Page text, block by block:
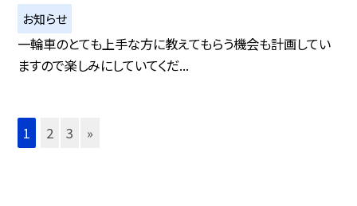
お知らせ
一輪車のとても上手な方に教えてもらう機会も計画してい
ますので楽しみにしていてくだ...
1 2 3 »